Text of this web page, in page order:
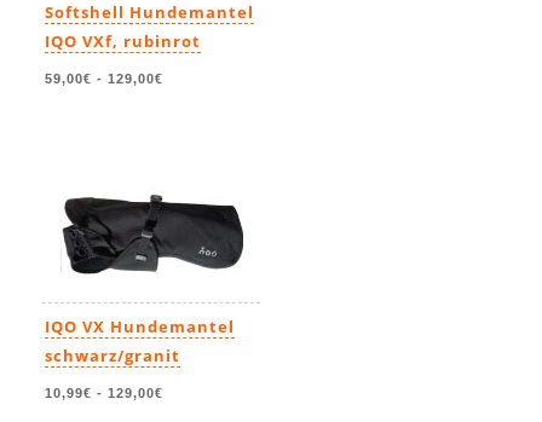
Softshell Hundemantel
IQO VXf, rubinrot
59,00€ - 129,00€
IQO VX Hundemantel
schwarz/granit
10,99€ - 129,00€